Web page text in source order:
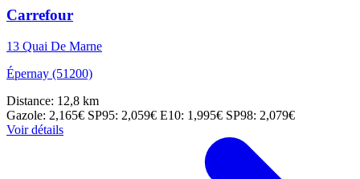
Carrefour
13 Quai De Marne
Épernay (51200)
Distance: 12,8 km
Gazole: 2,165€ SP95: 2,059€ E10: 1,995€ SP98: 2,079€
Voir détails